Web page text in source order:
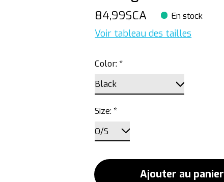
84,99$CA En stock
Voir tableau des tailles
Color: *
Size: *
Ajouter au panier